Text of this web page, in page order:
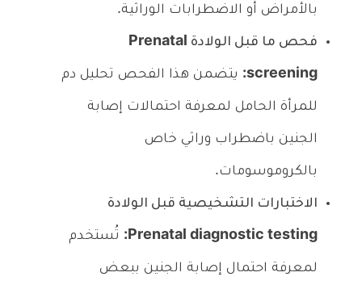
بالأمراض أو الاضطرابات الوراثية.
فحص ما قبل الولادة Prenatal
screening: يتضمن هذا الفحص تحليل دم
للمرأة الحامل لمعرفة احتمالات إصابة
الجنين باضطراب وراثي خاص
بالكروموسومات.
الاختبارات التشخيصية قبل الولادة
Prenatal diagnostic testing: تُستخدم
لمعرفة احتمال إصابة الجنين ببعض